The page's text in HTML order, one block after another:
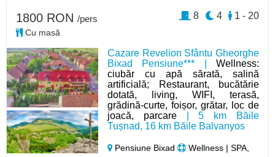
Cazare Revelion Sfântu Gheorghe
Bixad Pensiune*** | Wellness:
ciubăr cu apă sărată, salină
artificială; Restaurant, bucătărie
dotată, living, WIFI, terasă,
grădină-curte, foișor, grătar, loc de
joacă, parcare| 5 km Băile
Tușnad, 16 km Băile Balvanyos
Pensiune Bixad
Wellness | SPA,
1800 RON /pers
Cu masă
1 - 20
4
8